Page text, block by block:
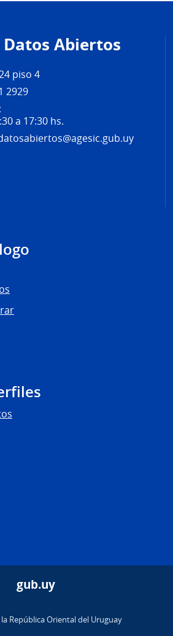
Abiertos
piso 4
2929
a 17:30 hs.
gub.uy
República Oriental del Uruguay